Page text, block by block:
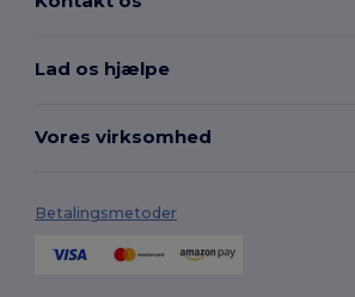
Lad os hjælpe
Vores virksomhed
Betalingsmetoder